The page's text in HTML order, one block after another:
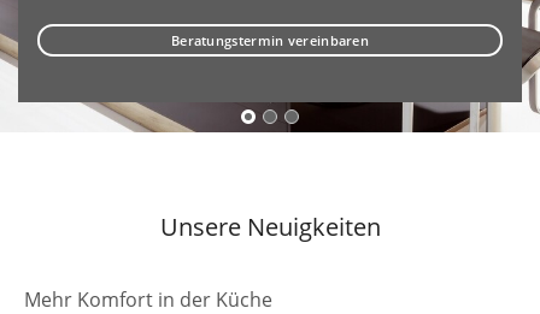
Beratungstermin vereinbaren
Unsere Neuigkeiten
Mehr Komfort in der Küche